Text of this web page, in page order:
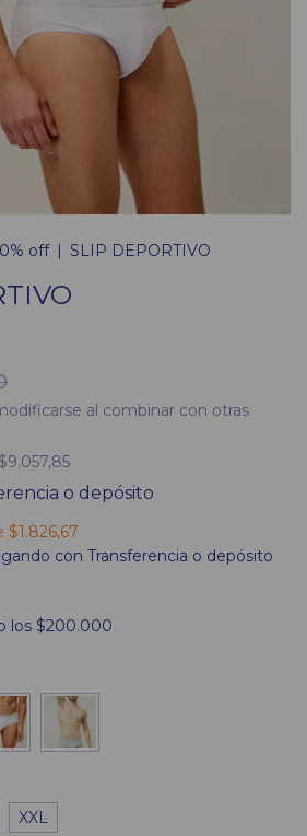
off | SLIP DEPORTIVO
al combinar con otras
$9.057,85
o depósito
$1.826,67
con Transferencia o depósito
los $200.000
XXL